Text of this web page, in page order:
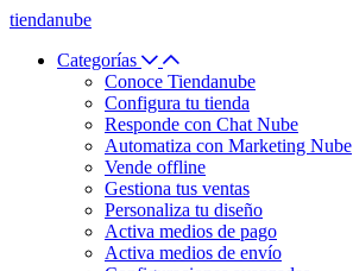
tiendanube
Categorías
Conoce Tiendanube
Configura tu tienda
Responde con Chat Nube
Automatiza con Marketing Nube
Vende offline
Gestiona tus ventas
Personaliza tu diseño
Activa medios de pago
Activa medios de envío